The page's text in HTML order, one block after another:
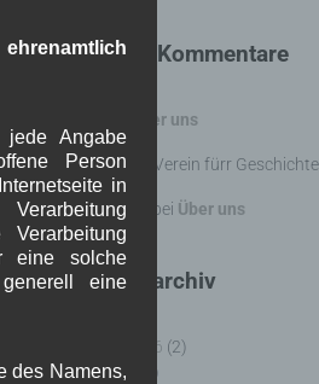
Neueste Kommentare
Über uns
Josef Otler, Verein fürr Geschichte
Gerd Erfert bei Über uns
Beitragsarchiv
August 2026 (2)
Juli 2026
(9)
jede Angabe
Person
in
eine solche
eine
des Namens,